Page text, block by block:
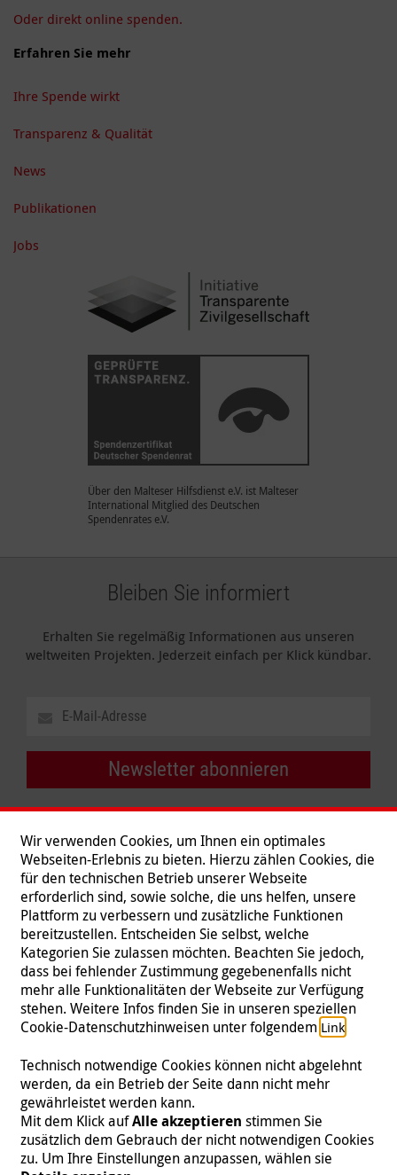
Oder direkt online spenden.
Erfahren Sie mehr
Ihre Spende wirkt
Transparenz & Qualität
News
Publikationen
Jobs
Über den Malteser Hilfsdienst e.V. ist Malteser
International Mitglied des Deutschen
Spendenrates e.V.
Bleiben Sie informiert
Erhalten Sie regelmäßig Informationen aus unseren
weltweiten Projekten. Jederzeit einfach per Klick kündbar.
Newsletter abonnieren
Folgen Sie uns
Impressum | Datenschutz | Kontakt | Presse
© 2026 Malteser International
Wir verwenden Cookies, um Ihnen ein optimales
Webseiten-Erlebnis zu bieten. Hierzu zählen Cookies, die
für den technischen Betrieb unserer Webseite
erforderlich sind, sowie solche, die uns helfen, unsere
Plattform zu verbessern und zusätzliche Funktionen
bereitzustellen. Entscheiden Sie selbst, welche
Kategorien Sie zulassen möchten. Beachten Sie jedoch,
dass bei fehlender Zustimmung gegebenenfalls nicht
mehr alle Funktionalitäten der Webseite zur Verfügung
stehen. Weitere Infos finden Sie in unseren speziellen
Cookie-Datenschutzhinweisen unter folgendem Link.
Technisch notwendige Cookies können nicht abgelehnt
werden, da ein Betrieb der Seite dann nicht mehr
gewährleistet werden kann.
Mit dem Klick aufAlle akzeptieren stimmen Sie
zusätzlich dem Gebrauch der nicht notwendigen Cookies
zu. Um Ihre Einstellungen anzupassen, wählen sie